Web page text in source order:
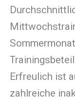
Erfreulich ist
zahlreiche